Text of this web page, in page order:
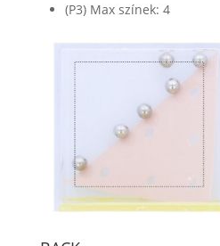
(P3) Max színek: 4